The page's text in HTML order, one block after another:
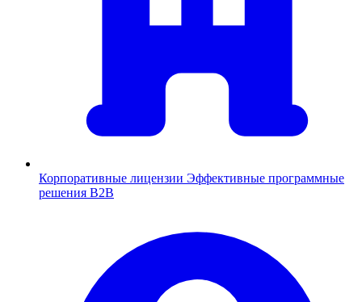
Корпоративные лицензии Эффективные программные
решения B2B